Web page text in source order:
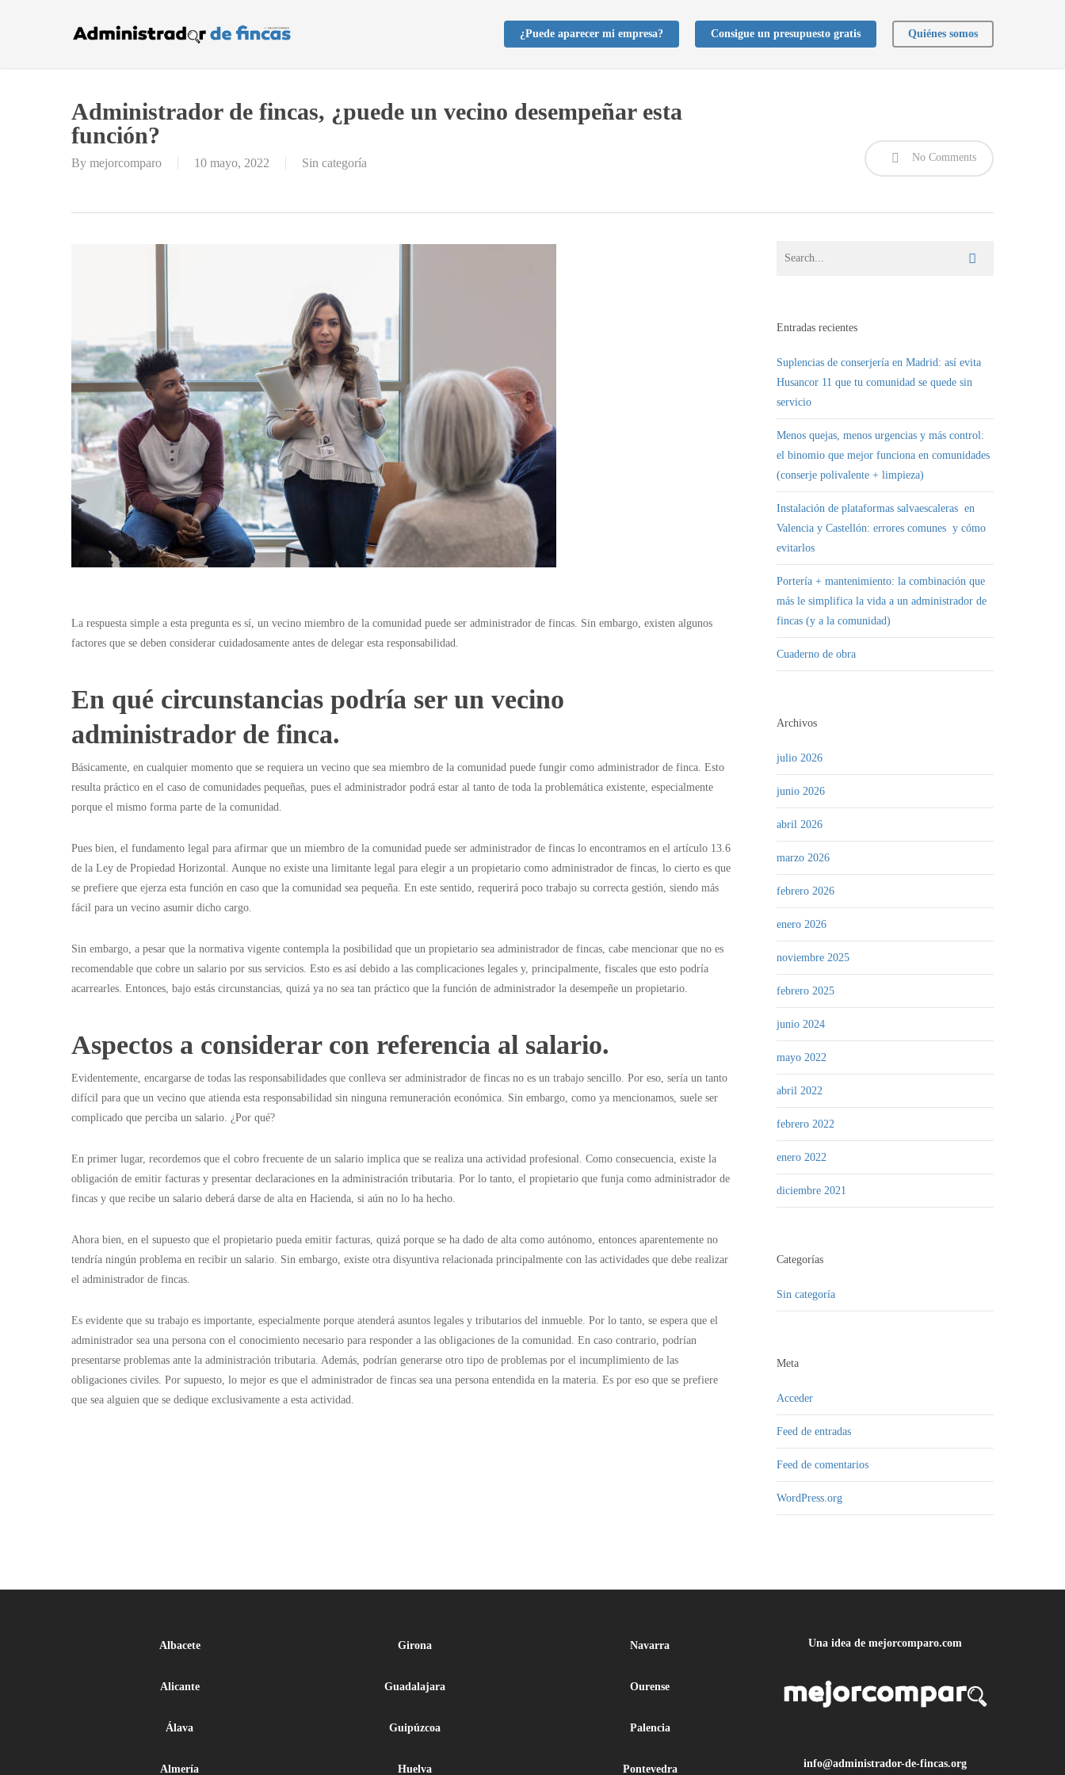
¿Puede aparecer mi empresa? Consigue un presupuesto gratis Quiénes somos
Administrador de fincas, ¿puede un vecino desempeñar esta
función?
By mejorcomparo 10 mayo, 2022 Sin categoría No Comments
La respuesta simple a esta pregunta es sí, un vecino miembro de la comunidad puede ser administrador de fincas. Sin embargo, existen algunos
factores que se deben considerar cuidadosamente antes de delegar esta responsabilidad.
En qué circunstancias podría ser un vecino
administrador de finca.
Básicamente, en cualquier momento que se requiera un vecino que sea miembro de la comunidad puede fungir como administrador de finca. Esto
resulta práctico en el caso de comunidades pequeñas, pues el administrador podrá estar al tanto de toda la problemática existente, especialmente
porque el mismo forma parte de la comunidad.
Pues bien, el fundamento legal para afirmar que un miembro de la comunidad puede ser administrador de fincas lo encontramos en el artículo 13.6
de la Ley de Propiedad Horizontal. Aunque no existe una limitante legal para elegir a un propietario como administrador de fincas, lo cierto es que
se prefiere que ejerza esta función en caso que la comunidad sea pequeña. En este sentido, requerirá poco trabajo su correcta gestión, siendo más
fácil para un vecino asumir dicho cargo.
Sin embargo, a pesar que la normativa vigente contempla la posibilidad que un propietario sea administrador de fincas, cabe mencionar que no es
recomendable que cobre un salario por sus servicios. Esto es así debido a las complicaciones legales y, principalmente, fiscales que esto podría
acarrearles. Entonces, bajo estás circunstancias, quizá ya no sea tan práctico que la función de administrador la desempeñe un propietario.
Aspectos a considerar con referencia al salario.
Evidentemente, encargarse de todas las responsabilidades que conlleva ser administrador de fincas no es un trabajo sencillo. Por eso, sería un tanto
difícil para que un vecino que atienda esta responsabilidad sin ninguna remuneración económica. Sin embargo, como ya mencionamos, suele ser
complicado que perciba un salario. ¿Por qué?
En primer lugar, recordemos que el cobro frecuente de un salario implica que se realiza una actividad profesional. Como consecuencia, existe la
obligación de emitir facturas y presentar declaraciones en la administración tributaria. Por lo tanto, el propietario que funja como administrador de
fincas y que recibe un salario deberá darse de alta en Hacienda, si aún no lo ha hecho.
Ahora bien, en el supuesto que el propietario pueda emitir facturas, quizá porque se ha dado de alta como autónomo, entonces aparentemente no
tendría ningún problema en recibir un salario. Sin embargo, existe otra disyuntiva relacionada principalmente con las actividades que debe realizar
el administrador de fincas.
Es evidente que su trabajo es importante, especialmente porque atenderá asuntos legales y tributarios del inmueble. Por lo tanto, se espera que el
administrador sea una persona con el conocimiento necesario para responder a las obligaciones de la comunidad. En caso contrario, podrían
presentarse problemas ante la administración tributaria. Además, podrían generarse otro tipo de problemas por el incumplimiento de las
obligaciones civiles. Por supuesto, lo mejor es que el administrador de fincas sea una persona entendida en la materia. Es por eso que se prefiere
que sea alguien que se dedique exclusivamente a esta actividad.
Entradas recientes
Suplencias de conserjería en Madrid: así evita
Husancor 11 que tu comunidad se quede sin
servicio
Menos quejas, menos urgencias y más control:
el binomio que mejor funciona en comunidades
(conserje polivalente + limpieza)
Instalación de plataformas salvaescaleras en
Valencia y Castellón: errores comunes y cómo
evitarlos
Portería + mantenimiento: la combinación que
más le simplifica la vida a un administrador de
fincas (y a la comunidad)
Cuaderno de obra
Archivos
julio 2026
junio 2026
abril 2026
marzo 2026
febrero 2026
enero 2026
noviembre 2025
febrero 2025
junio 2024
mayo 2022
abril 2022
febrero 2022
enero 2022
diciembre 2021
Categorías
Sin categoría
Meta
Acceder
Feed de entradas
Feed de comentarios
WordPress.org
Albacete
Alicante
Álava
Almería
Girona
Guadalajara
Guipúzcoa
Huelva
Navarra
Ourense
Palencia
Pontevedra
Una idea de mejorcomparo.com
info@administrador-de-fincas.org